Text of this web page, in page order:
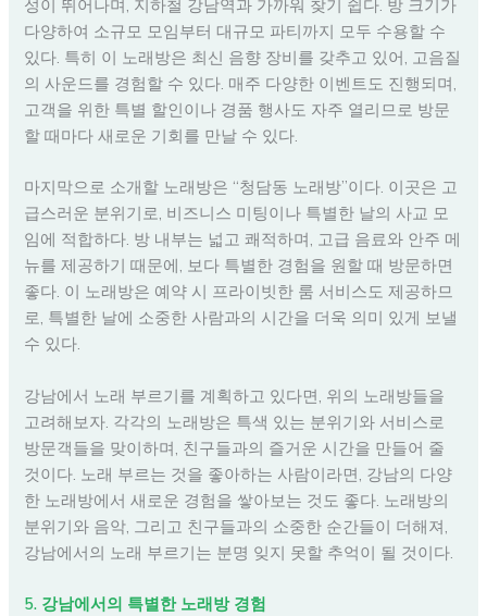
성이 뛰어나며, 지하철 강남역과 가까워 찾기 쉽다. 방 크기가
다양하여 소규모 모임부터 대규모 파티까지 모두 수용할 수
있다. 특히 이 노래방은 최신 음향 장비를 갖추고 있어, 고음질
의 사운드를 경험할 수 있다. 매주 다양한 이벤트도 진행되며,
고객을 위한 특별 할인이나 경품 행사도 자주 열리므로 방문
할 때마다 새로운 기회를 만날 수 있다.
마지막으로 소개할 노래방은 “청담동 노래방”이다. 이곳은 고
급스러운 분위기로, 비즈니스 미팅이나 특별한 날의 사교 모
임에 적합하다. 방 내부는 넓고 쾌적하며, 고급 음료와 안주 메
뉴를 제공하기 때문에, 보다 특별한 경험을 원할 때 방문하면
좋다. 이 노래방은 예약 시 프라이빗한 룸 서비스도 제공하므
로, 특별한 날에 소중한 사람과의 시간을 더욱 의미 있게 보낼
수 있다.
강남에서 노래 부르기를 계획하고 있다면, 위의 노래방들을
고려해보자. 각각의 노래방은 특색 있는 분위기와 서비스로
방문객들을 맞이하며, 친구들과의 즐거운 시간을 만들어 줄
것이다. 노래 부르는 것을 좋아하는 사람이라면, 강남의 다양
한 노래방에서 새로운 경험을 쌓아보는 것도 좋다. 노래방의
분위기와 음악, 그리고 친구들과의 소중한 순간들이 더해져,
강남에서의 노래 부르기는 분명 잊지 못할 추억이 될 것이다.
5. 강남에서의 특별한 노래방 경험